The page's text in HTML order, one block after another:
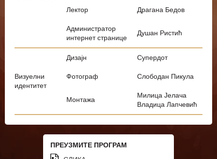
Лектор Драгана Бедов
Администратор
интернет странице
Душан Ристић
Визуелни
идентитет
Дизајн Супердот
Фотограф Слободан Пикула
Монтажа
Милица Јелача
Владица Лапчевић
ПРЕУЗМИТЕ ПРОГРАМ